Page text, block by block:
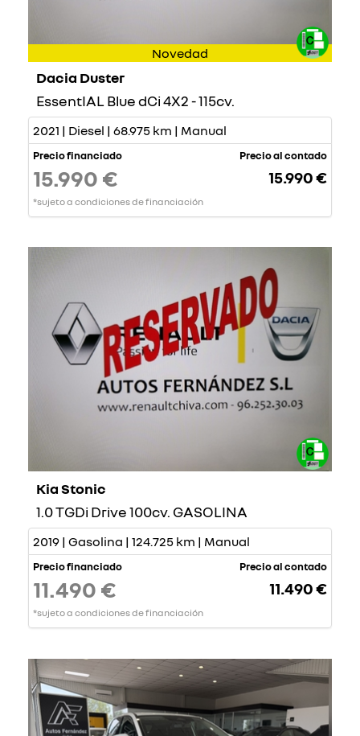
Novedad
Dacia Duster
EssentIAL Blue dCi 4X2 - 115cv.
2021 | Diesel | 68.975 km | Manual
Precio financiado
15.990 €
*sujeto a condiciones de financiación
Precio al contado
15.990 €
Kia Stonic
1.0 TGDi Drive 100cv. GASOLINA
2019 | Gasolina | 124.725 km | Manual
Precio financiado
11.490 €
*sujeto a condiciones de financiación
Precio al contado
11.490 €